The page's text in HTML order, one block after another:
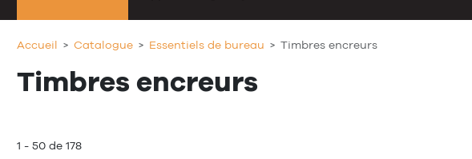
Accueil Catalogue Essentiels de bureau Timbres encreurs
Timbres encreurs
1 - 50 de 178